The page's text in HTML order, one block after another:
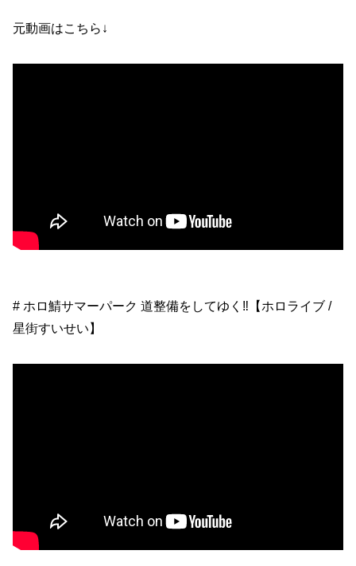
元動画はこちら↓
# ホロ鯖サマーパーク 道整備をしてゆく‼【ホロライブ /
星街すいせい】